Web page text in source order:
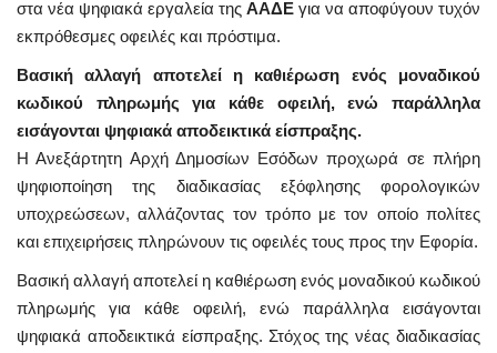
στα νέα ψηφιακά εργαλεία της ΑΑΔΕ για να αποφύγουν τυχόν
εκπρόθεσμες οφειλές και πρόστιμα.
Βασική αλλαγή αποτελεί η καθιέρωση ενός μοναδικού
κωδικού πληρωμής για κάθε οφειλή, ενώ παράλληλα
εισάγονται ψηφιακά αποδεικτικά είσπραξης.
Η Ανεξάρτητη Αρχή Δημοσίων Εσόδων προχωρά σε πλήρη
ψηφιοποίηση της διαδικασίας εξόφλησης φορολογικών
υποχρεώσεων, αλλάζοντας τον τρόπο με τον οποίο πολίτες
και επιχειρήσεις πληρώνουν τις οφειλές τους προς την Εφορία.
Βασική αλλαγή αποτελεί η καθιέρωση ενός μοναδικού κωδικού
πληρωμής για κάθε οφειλή, ενώ παράλληλα εισάγονται
ψηφιακά αποδεικτικά είσπραξης. Στόχος της νέας διαδικασίας